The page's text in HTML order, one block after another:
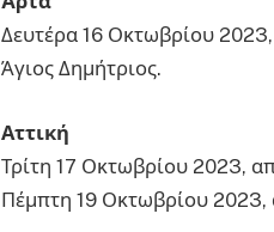
Δευτέρα 16 Οκτωβρίου
Άγιος Δημήτριος.
Αττική
Τρίτη 17 Οκτωβρίου 2023,
Πέμπτη 19 Οκτωβρίου 2023,